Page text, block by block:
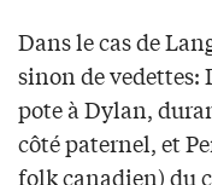
Dans le cas de
sinon de vedettes:
pote à Dylan,
côté paternel, et
folk canadien) du